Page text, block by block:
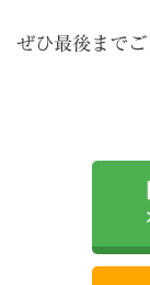
ぜひ最後までご